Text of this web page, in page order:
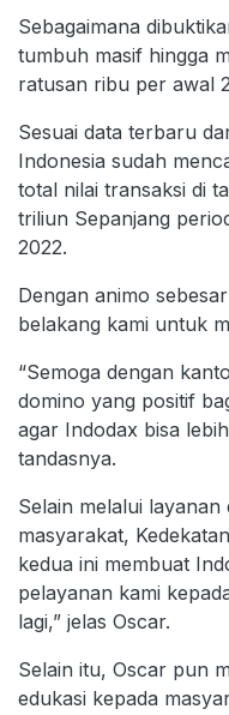
Sebagaimana
tumbuh masif hingga
ratusan ribu per awal
Sesuai data terbaru
Indonesia sudah
total nilai transaksi di
triliun Sepanjang
2022.
Dengan animo
belakang kami untuk
“Semoga dengan
domino yang positif
agar Indodax bisa
tandasnya.
Selain melalui
masyarakat,
kedua ini membuat
pelayanan kami
lagi,” jelas Oscar.
Selain itu, Oscar pun
edukasi kepada